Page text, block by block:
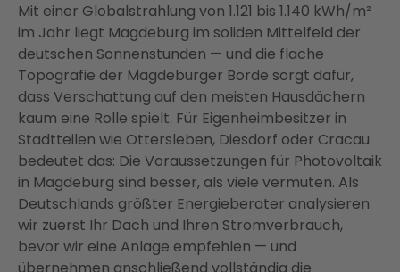
Was kostet eine PV-Anlage in Magdeburg?
Förderung für Photovoltaik in Magdeburg 2026
So läuft Ihr PV-Projekt mit Enter — von der
Beratung bis zur fertigen Anlage
Mehr als nur Solarpanels — Ihr vernetztes
Energiesystem mit Enter
Warum Magdeburger Hausbesitzer Enter vertrauen
Fazit: Photovoltaik in Magdeburg — jetzt handeln
lohnt sich
FAQ
Mit einer Globalstrahlung von 1.121 bis 1.140 kWh/m²
im Jahr liegt Magdeburg im soliden Mittelfeld der
deutschen Sonnenstunden — und die flache
Topografie der Magdeburger Börde sorgt dafür,
dass Verschattung auf den meisten Hausdächern
kaum eine Rolle spielt. Für Eigenheimbesitzer in
Stadtteilen wie Ottersleben, Diesdorf oder Cracau
bedeutet das: Die Voraussetzungen für Photovoltaik
in Magdeburg sind besser, als viele vermuten. Als
Deutschlands größter Energieberater analysieren
wir zuerst Ihr Dach und Ihren Stromverbrauch,
bevor wir eine Anlage empfehlen — und